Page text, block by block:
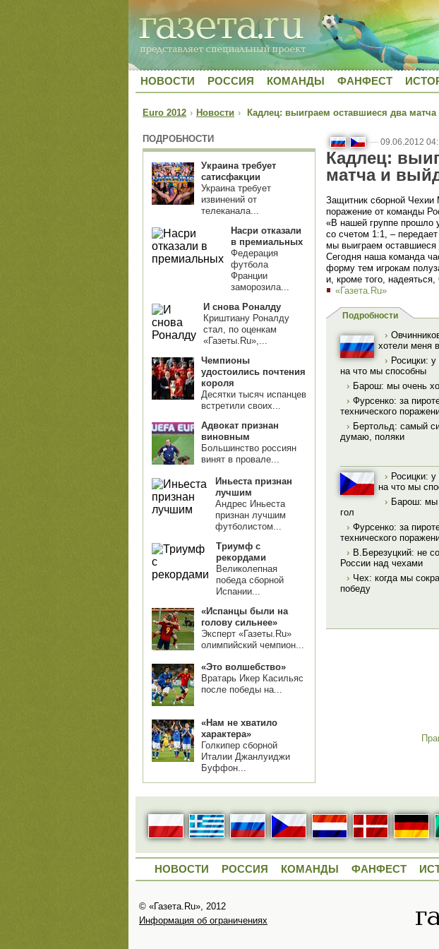
НОВОСТИ РОССИЯ КОМАНДЫ ФАНФЕСТ
Euro 2012 › Новости › Кадлец: выиграем оставшиеся два
ПОДРОБНОСТИ
Украина требует
сатисфакции
Украина требует
извинений от
телеканала...
Насри отказали
в премиальных
Федерация
футбола
Франции
заморозила...
И снова Роналду
Криштиану Роналду
стал, по оценкам
«Газеты.Ru»,...
Чемпионы
удостоились почтения
короля
Десятки тысяч испанцев
встретили своих...
Адвокат признан
виновным
Большинство россиян
винят в провале...
Иньеста признан
лучшим
Андрес Иньеста
признан лучшим
футболистом...
Триумф с
рекордами
Великолепная
победа сборной
Испании...
«Испанцы были на
голову сильнее»
Эксперт «Газеты.Ru»
олимпийский чемпион...
«Это волшебство»
Вратарь Икер Касильяс
после победы на...
«Нам не хватило
характера»
Голкипер сборной
Италии Джанлуиджи
Буффон...
— 09.06.2012
Кадлец:
матча и
Защитник сборной
поражение от команды
«В нашей группе прошло
со счетом 1:1, –
мы выиграем оставшиеся
Сегодня наша команда
форму тем игрокам
и, кроме того,
«Газета.Ru»
Подробности
›
хотели меня
› Росицки:
на что мы способны
› Барош: мы очень
› Фурсенко: за
технического
› Бертольд: самый
думаю, поляки
› Росицки:
на что мы
› Барош: мы
гол
› Фурсенко: за
технического
› В.Березуцкий: не
России над чехами
› Чех: когда мы
победу
НОВОСТИ РОССИЯ КОМАНДЫ ФАНФЕСТ
© «Газета.Ru», 2012
Информация об ограничениях